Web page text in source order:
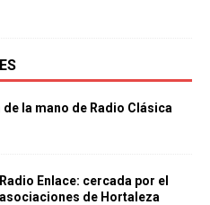
la mano de Radio Clásica
Enlace: cercada por el
de Hortaleza